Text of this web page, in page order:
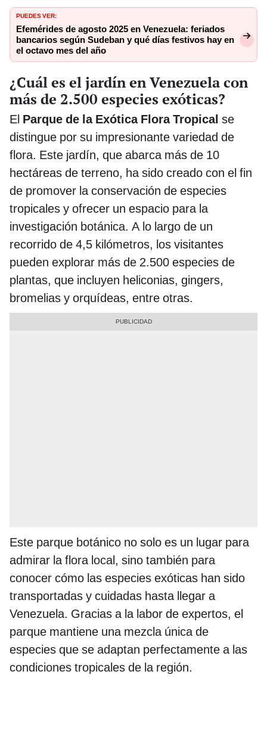
PUEDES VER:
Efemérides de agosto 2025 en Venezuela: feriados
bancarios según Sudeban y qué días festivos hay en
el octavo mes del año
¿Cuál es el jardín en Venezuela con
más de 2.500 especies exóticas?
El Parque de la Exótica Flora Tropical se
distingue por su impresionante variedad de
flora. Este jardín, que abarca más de 10
hectáreas de terreno, ha sido creado con el fin
de promover la conservación de especies
tropicales y ofrecer un espacio para la
investigación botánica. A lo largo de un
recorrido de 4,5 kilómetros, los visitantes
pueden explorar más de 2.500 especies de
plantas, que incluyen heliconias, gingers,
bromelias y orquídeas, entre otras.
Este parque botánico no solo es un lugar para
admirar la flora local, sino también para
conocer cómo las especies exóticas han sido
transportadas y cuidadas hasta llegar a
Venezuela. Gracias a la labor de expertos, el
parque mantiene una mezcla única de
especies que se adaptan perfectamente a las
condiciones tropicales de la región.